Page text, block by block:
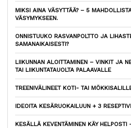
MIKSI AINA VÄSYTTÄÄ? – 5
VÄSYMYKSEEN.
ONNISTUUKO RASVANPOLTTO JA
SAMANAIKAISESTI?
LIIKUNNAN ALOITTAMINEN – VINKIT JA
TAI LIIKUNTATAUOLTA PALAAVALLE
TREENIVÄLINEET KOTI- TAI
IDEOITA KESÄRUOKAILUUN + 3
KESÄLLÄ KEVENTÄMINEN KÄY